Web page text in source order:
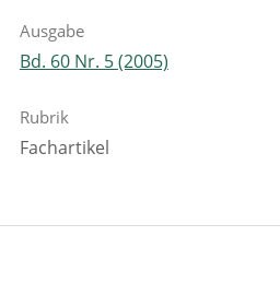
Ausgabe
Bd. 60 Nr. 5 (2005)
Rubrik
Fachartikel